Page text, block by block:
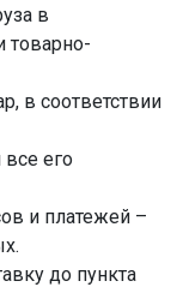
в
товарно-
в соответствии
его
и платежей –
до пункта